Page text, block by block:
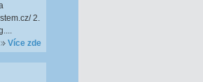
2.
Více zde